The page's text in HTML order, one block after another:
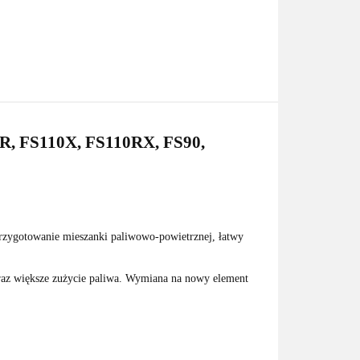
FS110X, FS110RX, FS90,
mieszanki paliwowo-powietrznej, łatwy
większe zużycie paliwa. Wymiana na nowy element